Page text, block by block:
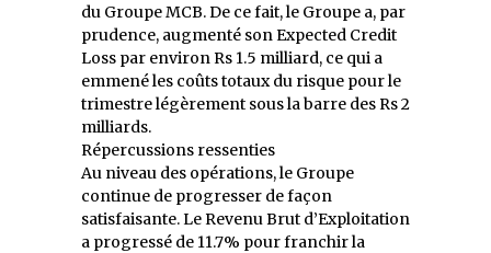
du Groupe MCB. De ce fait, le Groupe a, par
prudence, augmenté son Expected Credit
Loss par environ Rs 1.5 milliard, ce qui a
emmené les coûts totaux du risque pour le
trimestre légèrement sous la barre des Rs 2
milliards.
Répercussions ressenties
Au niveau des opérations, le Groupe
continue de progresser de façon
satisfaisante. Le Revenu Brut d’Exploitation
a progressé de 11.7% pour franchir la